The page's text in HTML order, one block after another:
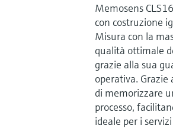
Memosens
con costruzione
Misura con la
qualità ottimale
grazie alla sua
operativa. Grazie
di memorizzare
processo,
ideale per i